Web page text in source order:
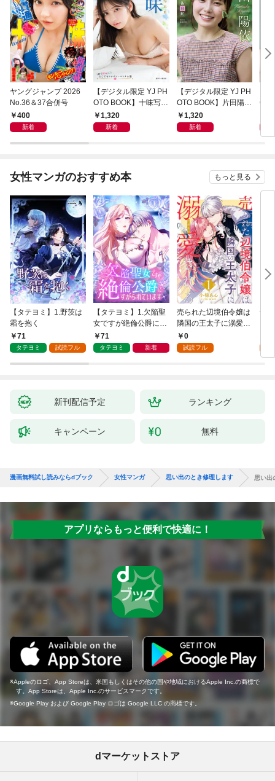
ヤングジャンプ 2026
No.36＆37合併号
400
新着
【デジタル限定 YJ PH
OTO BOOK】十味写真
集「続・『ぽみ』！？
どこでもトレイン・ベ
1,320
新着
【デジタル限定 YJ PH
OTO BOOK】片田陽依
写真集「羽色日和」
1,320
新着
リ」
女性マンガのおすすめ本 もっと見る
【タテヨミ】1.野茨は
霜を抱く
71
タテヨミ 試読フル
【タテヨミ】1.欠陥聖
女ですが絶倫公爵にす
がられています
71
タテヨミ 新着
売られた辺境伯令嬢は
隣国の王太子に溺愛さ
れる 1
0
試読フル
千
家
新刊配信予定 ランキング
キャンペーン 無料
漫画無料試し読みならdブック 女性マンガ 思い出のとき修理します 思い出
アプリならもっと便利で快適に！
Appleのロゴ、App Storeは、米国もしくはその他の国や地域におけるApple Inc.の商標で
す。App Storeは、Apple Inc.のサービスマークです。
Google Play および Google Play ロゴは Google LLC の商標です。
dマーケットストア